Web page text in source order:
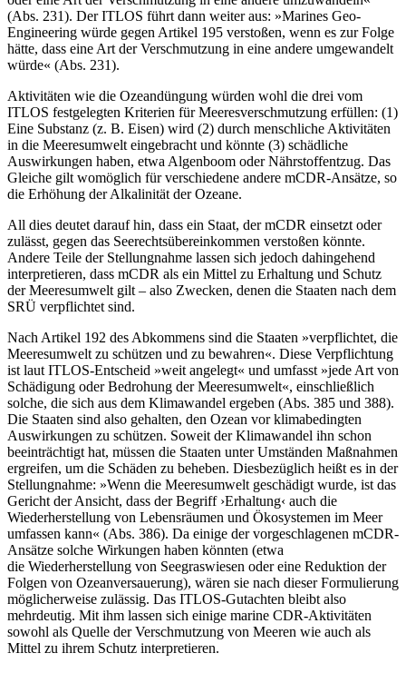
(Abs. 231). Der ITLOS führt dann wei­ter aus: »Marines Geo-
Engineering würde gegen Artikel 195 verstoßen, wenn es zur Folge
hätte, dass eine Art der Verschmutzung in eine andere umgewandelt
würde« (Abs. 231).
Aktivitäten wie die Ozeandüngung wür­den wohl die drei vom
ITLOS festgelegten Kriterien für Meeresverschmutzung erfül­len: (1)
Eine Substanz (z. B. Eisen) wird (2) durch menschliche Aktivitäten
in die Meeresumwelt eingebracht und könnte (3) schädliche
Auswirkungen haben, etwa Algenboom oder Nährstoffentzug. Das
Glei­che gilt womöglich für verschiedene andere mCDR-Ansätze, so
die Erhöhung der Alkali­nität der Ozeane.
All dies deutet darauf hin, dass ein Staat, der mCDR einsetzt oder
zulässt, gegen das Seerechtsübereinkommen verstoßen könn­te.
Andere Teile der Stellungnahme lassen sich jedoch dahingehend
interpretieren, dass mCDR als ein Mittel zu Erhaltung und Schutz
der Meeresumwelt gilt – also Zwecken, denen die Staaten nach dem
SRÜ verpflichtet sind.
Nach Artikel 192 des Abkommens sind die Staaten »verpflichtet, die
Meeresumwelt zu schützen und zu bewahren«. Diese Ver­pflichtung
ist laut ITLOS-Entscheid »weit angelegt« und umfasst »jede Art von
Schä­digung oder Bedrohung der Meeresumwelt«, einschließlich
solche, die sich aus dem Klimawandel ergeben (Abs. 385 und 388).
Die Staaten sind also gehalten, den Ozean vor klimabedingten
Auswirkungen zu schützen. Soweit der Klimawandel ihn schon
beeinträchtigt hat, müssen die Staa­ten unter Umständen Maßnahmen
ergrei­fen, um die Schäden zu beheben. Dies­bezüglich heißt es in der
Stellungnahme: »Wenn die Meeresumwelt geschädigt wur­de, ist das
Gericht der Ansicht, dass der Begriff ›Erhaltung‹ auch die
Wiederherstellung von Lebensräumen und Ökosystemen im Meer
umfassen kann« (Abs. 386). Da einige der vorgeschlagenen mCDR-
Ansätze solche Wirkungen haben könnten (etwa
die Wiederherstellung von Seegraswiesen oder eine Reduktion der
Folgen von Ozean­versauerung), wären sie nach dieser Formu­lierung
möglicherweise zulässig. Das ITLOS-Gutachten bleibt also
mehrdeutig. Mit ihm lassen sich einige marine CDR-Aktivitäten
sowohl als Quelle der Verschmutzung von Meeren wie auch als
Mittel zu ihrem Schutz interpretieren.